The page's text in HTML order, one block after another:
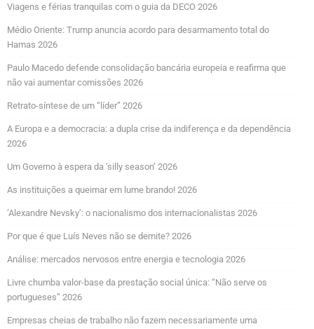
Viagens e férias tranquilas com o guia da DECO 2026
Médio Oriente: Trump anuncia acordo para desarmamento total do
Hamas 2026
Paulo Macedo defende consolidação bancária europeia e reafirma que
não vai aumentar comissões 2026
Retrato-síntese de um “líder” 2026
A Europa e a democracia: a dupla crise da indiferença e da dependência
2026
Um Governo à espera da ‘silly season’ 2026
As instituições a queimar em lume brando! 2026
‘Alexandre Nevsky’: o nacionalismo dos internacionalistas 2026
Por que é que Luís Neves não se demite? 2026
Análise: mercados nervosos entre energia e tecnologia 2026
Livre chumba valor-base da prestação social única: “Não serve os
portugueses” 2026
Empresas cheias de trabalho não fazem necessariamente uma